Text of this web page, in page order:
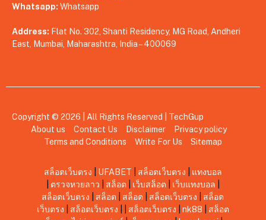
Whatsapp: Whatsapp
Address: Flat No. 302, Shanti Residency, MG Road, Andheri
East, Mumbai, Maharashtra, India – 400069
Copyright © 2026 | All Rights Reserved | TechGup
About us
Contact Us Disclaimer
Privacy policy
Terms and Conditions
Write For Us Sitemap
สล็อตเว็บตรง UFABET สล็อตเว็บตรง
แทงบอล
ตรวจหวยลาว สล็อต เว็บสล็อต เว็บแทงบอล
สล็อตเว็บตรง
สล็อต สล็อต สล็อตเว็บตรง
สล็อต
เว็บตรง
สล็อตเว็บตรง สล็อตเว็บตรง nk88
สล็อต